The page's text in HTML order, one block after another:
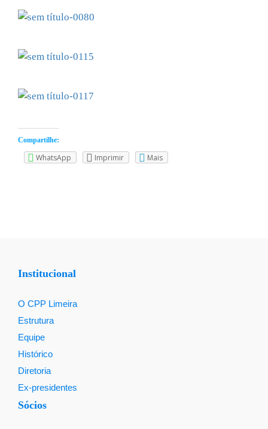
Compartilhe:
WhatsApp Imprimir Mais
Institucional
O CPP Limeira
Estrutura
Equipe
Histórico
Diretoria
Ex-presidentes
Sócios